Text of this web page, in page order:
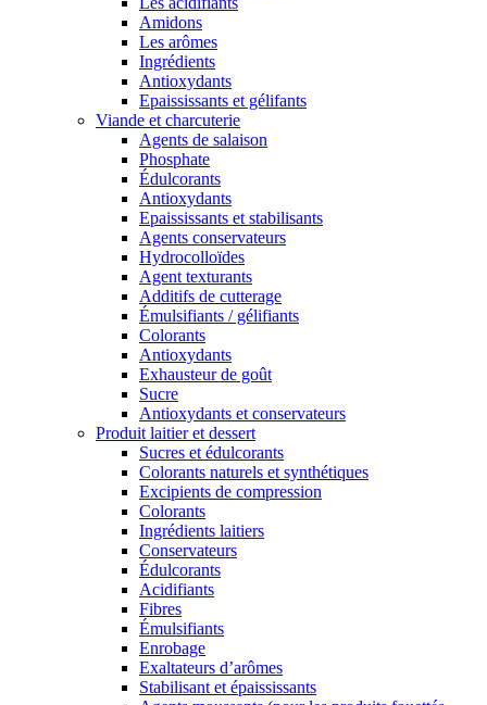
Amidons
Les arômes
Ingrédients
Antioxydants
Epaississants et gélifants
Viande et charcuterie
Agents de salaison
Phosphate
Édulcorants
Antioxydants
Epaississants et stabilisants
Agents conservateurs
Hydrocolloïdes
Agent texturants
Additifs de cutterage
Émulsifiants / gélifiants
Colorants
Antioxydants
Exhausteur de goût
Sucre
Antioxydants et conservateurs
Produit laitier et dessert
Sucres et édulcorants
Colorants naturels et synthétiques
Excipients de compression
Colorants
Ingrédients laitiers
Conservateurs
Édulcorants
Acidifiants
Fibres
Émulsifiants
Enrobage
Exaltateurs d’arômes
Stabilisant et épaississants